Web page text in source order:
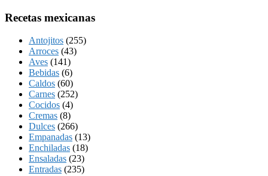
Recetas mexicanas
Antojitos (255)
Arroces (43)
Aves (141)
Bebidas (6)
Caldos (60)
Carnes (252)
Cocidos (4)
Cremas (8)
Dulces (266)
Empanadas (13)
Enchiladas (18)
Ensaladas (23)
Entradas (235)